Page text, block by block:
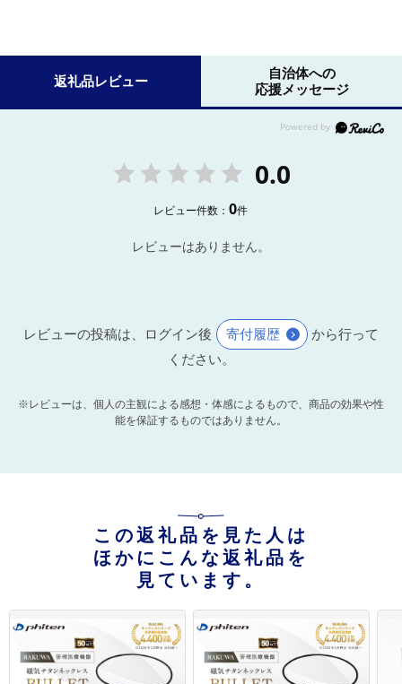
返礼品レビュー
自治体への
応援メッセージ
0.0
レビュー件数：0件
レビューはありません。
レビューの投稿は、ログイン後 寄付履歴
から行って
ください。
※レビューは、個人の主観による感想・体感によるもので、商品の効果や性
能を保証するものではありません。
この返礼品を見た人は
ほかにこんな返礼品を
見ています。